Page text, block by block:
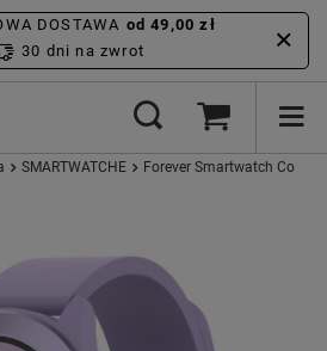
DOSTAWA od 49,00 zł
30 dni na zwrot
SMARTWATCHE Forever Smartwatch